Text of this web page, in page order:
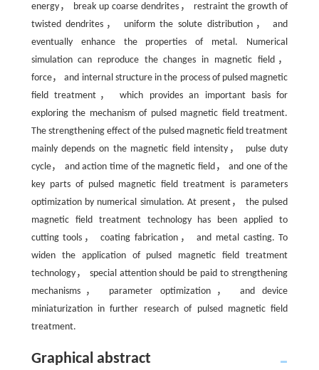
energy， break up coarse dendrites， restraint the growth of
twisted dendrites， uniform the solute distribution， and
eventually enhance the properties of metal. Numerical
simulation can reproduce the changes in magnetic field，
force， and internal structure in the process of pulsed magnetic
field treatment， which provides an important basis for
exploring the mechanism of pulsed magnetic field treatment.
The strengthening effect of the pulsed magnetic field treatment
mainly depends on the magnetic field intensity， pulse duty
cycle， and action time of the magnetic field， and one of the
key parts of pulsed magnetic field treatment is parameters
optimization by numerical simulation. At present， the pulsed
magnetic field treatment technology has been applied to
cutting tools， coating fabrication， and metal casting. To
widen the application of pulsed magnetic field treatment
technology， special attention should be paid to strengthening
mechanisms， parameter optimization， and device
miniaturization in further research of pulsed magnetic field
treatment.
Graphical abstract